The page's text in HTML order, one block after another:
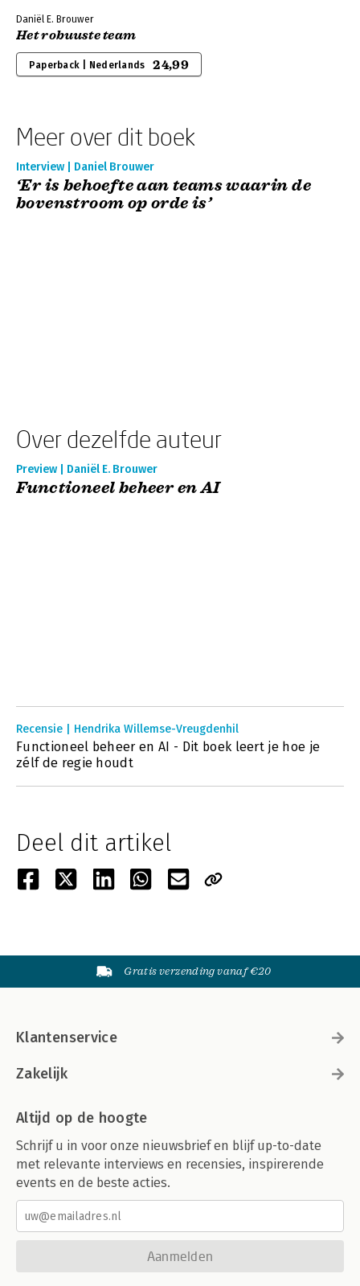
Daniël E. Brouwer
Het robuuste team
Paperback | Nederlands 24,99
Meer over dit boek
Interview | Daniel Brouwer
‘Er is behoefte aan teams waarin de
bovenstroom op orde is’
Over dezelfde auteur
Preview | Daniël E. Brouwer
Functioneel beheer en AI
Recensie | Hendrika Willemse-Vreugdenhil
Functioneel beheer en AI - Dit boek leert je hoe je
zélf de regie houdt
Deel dit artikel
Gratis verzending vanaf €20
Klantenservice
Zakelijk
Altijd op de hoogte
Schrijf u in voor onze nieuwsbrief en blijf up-to-date
met relevante interviews en recensies, inspirerende
events en de beste acties.
Aanmelden